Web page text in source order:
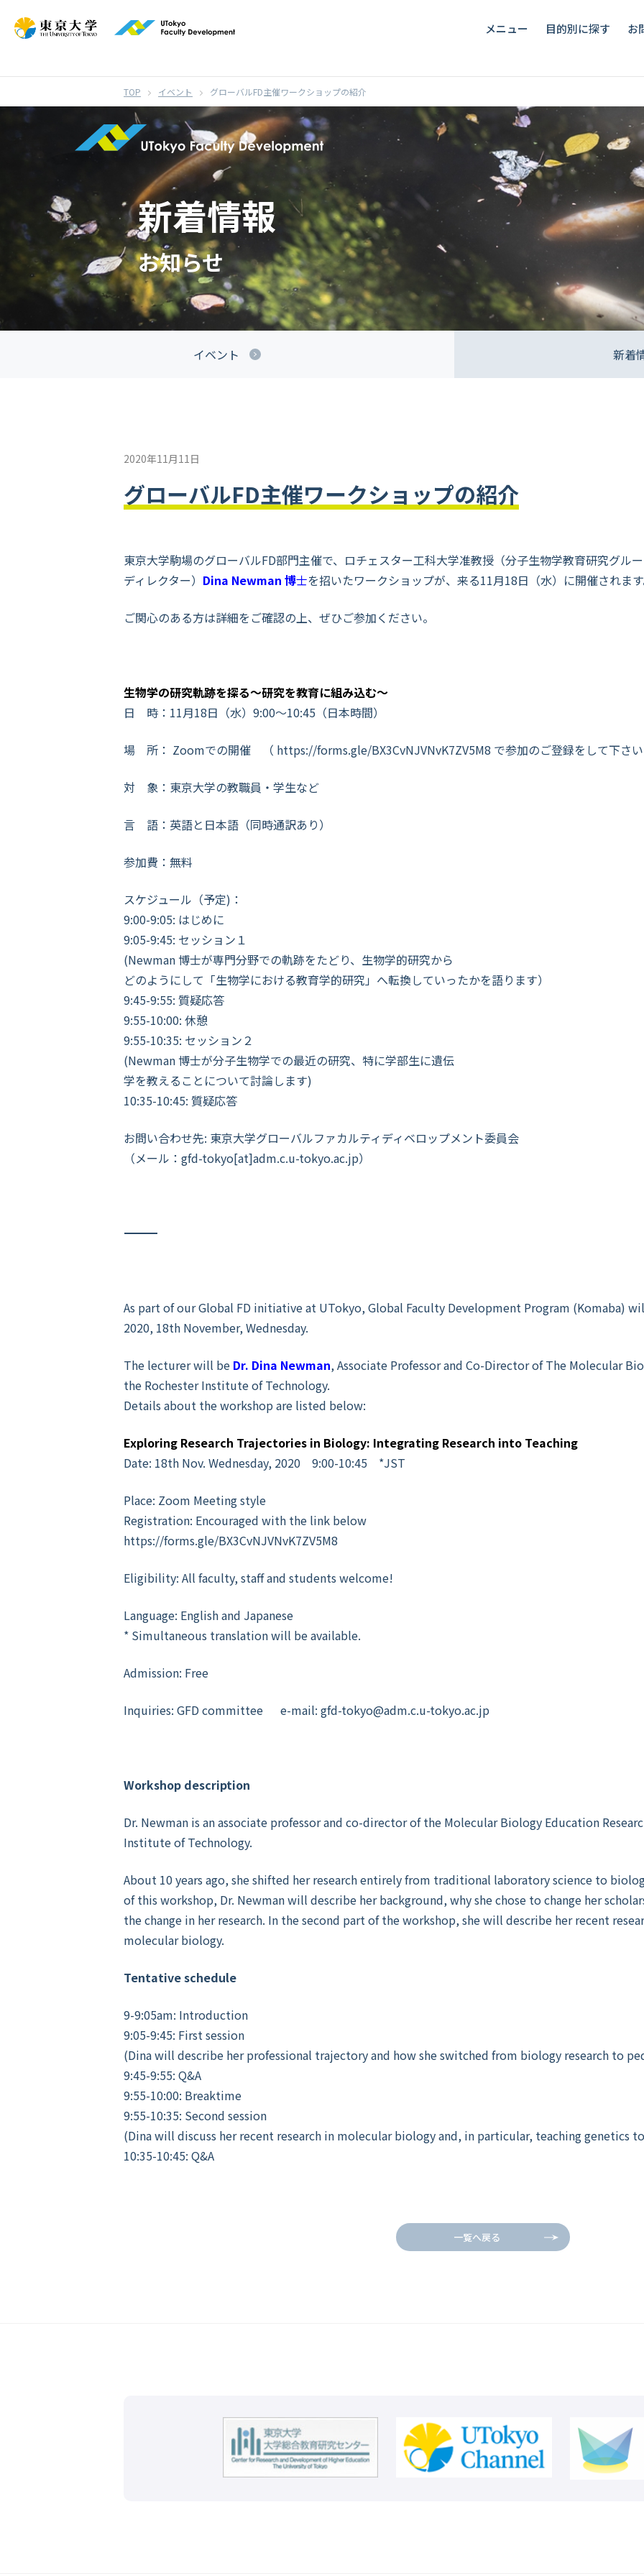
メニュー 目的別に探す お
イベント グローバルFD主催ワークショップの紹介
新着情報
お知らせ
イベント 新着
2020年11月11日
グローバルFD主催ワークショップの紹介
東京大学駒場のグローバルFD部門主催で、ロチェスター工科大学准教授（分子生物学教育研究グル
ディレクター） Dina Newman 博士を招いたワークショップが、来る11月18日（水）に開催されま
ご関心のある方は詳細をご確認の上、ぜひご参加ください。
生物学の研究軌跡を探る～研究を教育に組み込む～
日 時：11月18日（水）9:00～10:45（日本時間）
場 所： Zoomでの開催 （ https://forms.gle/BX3CvNJVNvK7ZV5M8 で参加のご登録をして下さ
対 象：東京大学の教職員・学生など
言 語：英語と日本語（同時通訳あり）
参加費：無料
スケジュール（予定)：
9:00-9:05: はじめに
9:05-9:45: セッション１
(Newman 博士が専門分野での軌跡をたどり、 生物学的研究から
どのようにして「生物学における教育学的研究」へ転換していったかを語ります）
9:45-9:55: 質疑応答
9:55-10:00: 休憩
9:55-10:35: セッション２
(Newman 博士が分子生物学での最近の研究、特に学部生に遺伝
学を教えることについて討論します)
10:35-10:45: 質疑応答
お問い合わせ先: 東京大学グローバルファカルティディベロップメント委員会
（メール： gfd-tokyo[at]adm.c.u-tokyo.ac.jp）
――――――――――――――――――――――――――――――――
As part of our Global FD initiative at UTokyo, Global Faculty Development Program (Komaba)
2020, 18th November, Wednesday.
The lecturer will be Dr. Dina Newman, Associate Professor and Co-Director of The Molecular
the Rochester Institute of Technology.
Details about the workshop are listed below:
Exploring Research Trajectories in Biology: Integrating Research into Teaching
Date: 18th Nov. Wednesday, 2020 9:00-10:45 *JST
Place: Zoom Meeting style
Registration: Encouraged with the link below
https://forms.gle/BX3CvNJVNvK7ZV5M8
Eligibility: All faculty, staff and students welcome!
Language: English and Japanese
* Simultaneous translation will be available.
Admission: Free
Inquiries: GFD committee e-mail: gfd-tokyo@adm.c.u-tokyo.ac.jp
Workshop description
Dr. Newman is an associate professor and co-director of the Molecular Biology Education
Institute of Technology.
About 10 years ago, she shifted her research entirely from traditional laboratory science to
of this workshop, Dr. Newman will describe her background, why she chose to change her
the change in her research. In the second part of the workshop, she will describe her recent
molecular biology.
Tentative schedule
9-9:05am: Introduction
9:05-9:45: First session
(Dina will describe her professional trajectory and how she switched from biology research to
9:45-9:55: Q&A
9:55-10:00: Breaktime
9:55-10:35: Second session
(Dina will discuss her recent research in molecular biology and, in particular, teaching genetics
10:35-10:45: Q&A
一覧へ戻る